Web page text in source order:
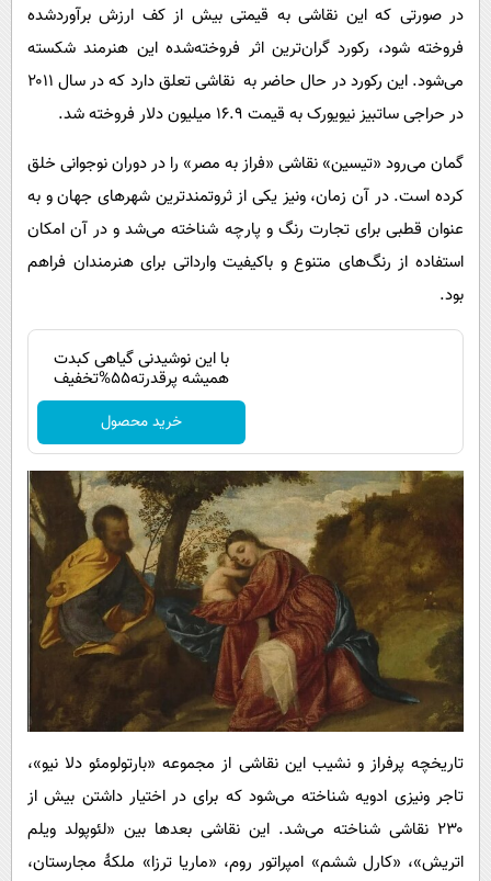
در صورتی که این نقاشی به قیمتی بیش از کف ارزش برآوردشده
فروخته شود،‌ رکورد گران‌ترین اثر فروخته‌شده این هنرمند شکسته
می‌شود. این رکورد در حال حاضر به نقاشی تعلق دارد که در سال ۲۰۱۱
در حراجی ساتبیز نیویورک به قیمت ۱۶.۹ میلیون دلار فروخته شد.
گمان می‌رود «تیسین»‌ نقاشی «فراز به مصر» را در دوران نوجوانی خلق
کرده است. در آن زمان، ونیز یکی از ثروتمندترین شهرهای جهان و به
عنوان قطبی برای تجارت رنگ و پارچه شناخته می‌شد و در آن امکان
استفاده از رنگ‌های متنوع و باکیفیت وارداتی برای هنرمندان فراهم
بود.
با این نوشیدنی گیاهی کبدت
همیشه پرقدرته55%تخفیف
خرید محصول
تاریخچه پرفراز و نشیب این نقاشی از مجموعه «بارتولومئو دلا نیو»،
تاجر ونیزی ادویه شناخته می‌شود که برای در اختیار داشتن بیش از
۲۳۰ نقاشی شناخته می‌شد. این نقاشی بعدها بین «لئوپولد ویلم
اتریش»، «کارل ششم» امپراتور روم، «ماریا ترزا» ملکهٔ مجارستان،